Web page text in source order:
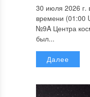
30 июля 2026 г.
времени (01:00
№9A Центра
был...
Далее